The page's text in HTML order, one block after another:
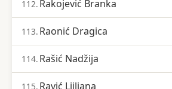
112. Rakojević Branka
113. Raonić Dragica
114. Rašić Nadžija
115. Ravić Ljiljana